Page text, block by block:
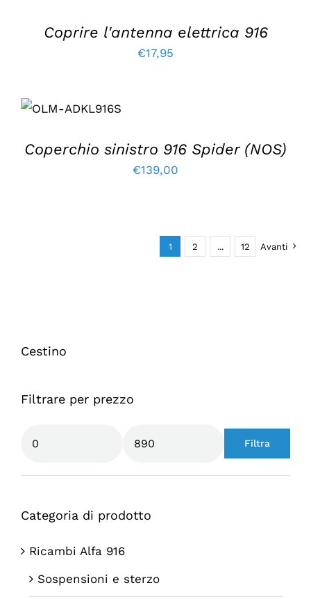
Coprire l'antenna elettrica 916
€17,95
CARRELLO
/
Coperchio sinistro 916 Spider (NOS)
€139,00
1 2 ... 12 Avanti
Cestino
Filtrare per prezzo
Prezzo
Min
Prezzo
Max
Filtra
Categoria di prodotto
Ricambi Alfa 916
Sospensioni e sterzo